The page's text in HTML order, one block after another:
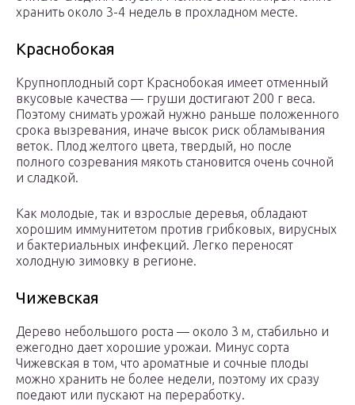
хранить около 3-4 недель в прохладном месте.
Краснобокая
Крупноплодный сорт Краснобокая имеет отменный
вкусовые качества — груши достигают 200 г веса.
Поэтому снимать урожай нужно раньше положенного
срока вызревания, иначе высок риск обламывания
веток. Плод желтого цвета, твердый, но после
полного созревания мякоть становится очень сочной
и сладкой.
Как молодые, так и взрослые деревья, обладают
хорошим иммунитетом против грибковых, вирусных
и бактериальных инфекций. Легко переносят
холодную зимовку в регионе.
Чижевская
Дерево небольшого роста — около 3 м, стабильно и
ежегодно дает хорошие урожаи. Минус сорта
Чижевская в том, что ароматные и сочные плоды
можно хранить не более недели, поэтому их сразу
поедают или пускают на переработку.